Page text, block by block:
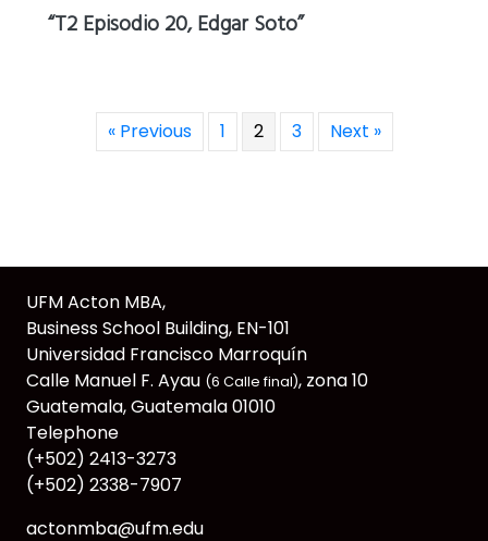
“T2 Episodio 20, Edgar Soto”
« Previous 1 2 3 Next »
UFM Acton MBA,
Business School Building, EN-101
Universidad Francisco Marroquín
Calle Manuel F. Ayau (6 Calle final), zona 10
Guatemala, Guatemala 01010
Telephone
(+502) 2413-3273
(+502) 2338-7907
actonmba@ufm.edu